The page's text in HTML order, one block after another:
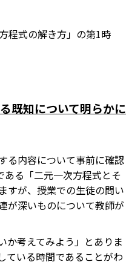
程式の解き方」の第1時
既知について明らかに
る内容について事前に確認
ある「二元一次方程式とそ
すが、授業での生徒の問い
が深いものについて教師が
か考えてみよう」とありま
ている時間であることがわ